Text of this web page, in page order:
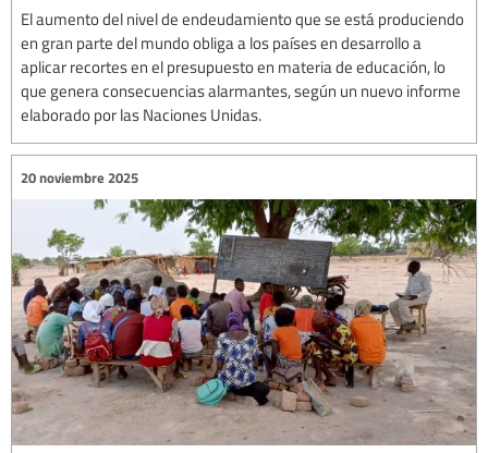
El aumento del nivel de endeudamiento que se está produciendo
en gran parte del mundo obliga a los países en desarrollo a
aplicar recortes en el presupuesto en materia de educación, lo
que genera consecuencias alarmantes, según un nuevo informe
elaborado por las Naciones Unidas.
20 noviembre 2025